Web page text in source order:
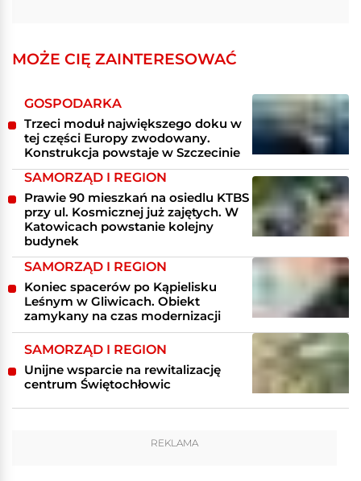
MOŻE CIĘ ZAINTERESOWAĆ
GOSPODARKA
Trzeci moduł największego doku w
tej części Europy zwodowany.
Konstrukcja powstaje w Szczecinie
SAMORZĄD I REGION
Prawie 90 mieszkań na osiedlu KTBS
przy ul. Kosmicznej już zajętych. W
Katowicach powstanie kolejny
budynek
SAMORZĄD I REGION
Koniec spacerów po Kąpielisku
Leśnym w Gliwicach. Obiekt
zamykany na czas modernizacji
SAMORZĄD I REGION
Unijne wsparcie na rewitalizację
centrum Świętochłowic
REKLAMA